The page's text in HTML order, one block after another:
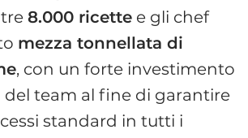
8.000 ricette e gli chef
mezza tonnellata di
, con un forte investimento
del team al fine di garantire
standard in tutti i